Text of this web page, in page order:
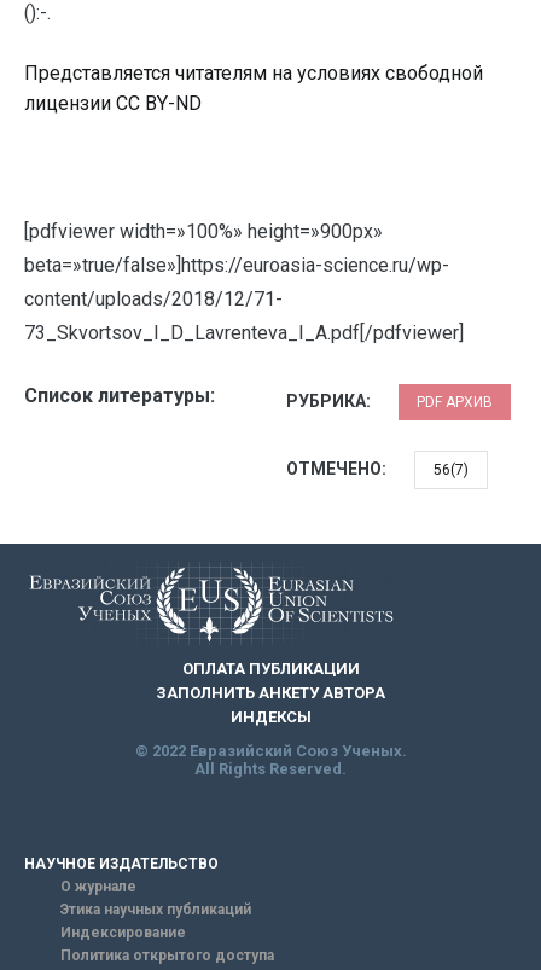
():-.
Представляется читателям на условиях свободной
лицензии CC BY-ND
[pdfviewer width=»100%» height=»900px»
beta=»true/false»]https://euroasia-science.ru/wp-
content/uploads/2018/12/71-
73_Skvortsov_I_D_Lavrenteva_I_A.pdf[/pdfviewer]
Список литературы: РУБРИКА: PDF АРХИВ
ОТМЕЧЕНО: 56(7)
ОПЛАТА ПУБЛИКАЦИИ
ЗАПОЛНИТЬ АНКЕТУ АВТОРА
ИНДЕКСЫ
© 2022 Евразийский Союз Ученых.
All Rights Reserved.
НАУЧНОЕ ИЗДАТЕЛЬСТВО
О журнале
Этика научных публикаций
Индексирование
Политика открытого доступа